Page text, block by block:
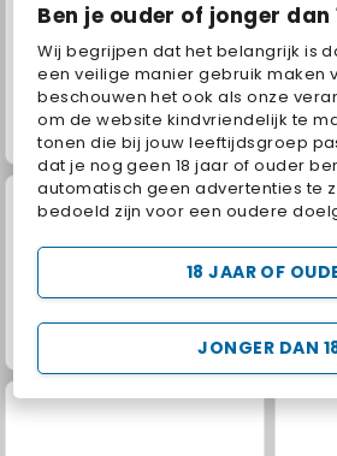
Ben je ouder of jonger dan
Wij begrijpen dat het belangrijk is
een veilige manier gebruik maken
beschouwen het ook als onze
om de website kindvriendelijk te
tonen die bij jouw leeftijdsgroep
dat je nog geen 18 jaar of ouder
automatisch geen advertenties te
bedoeld zijn voor een oudere
JONGER DAN
18 JAAR OF
Hexa Sort Master